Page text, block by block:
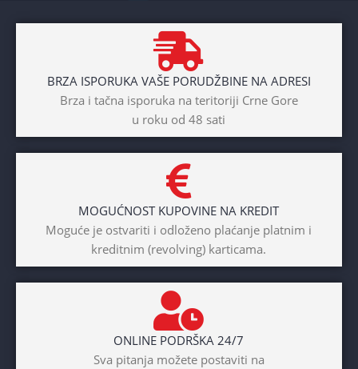
BRZA ISPORUKA VAŠE PORUDŽBINE NA ADRESI
Brza i tačna isporuka na teritoriji Crne Gore
u roku od 48 sati
MOGUĆNOST KUPOVINE NA KREDIT
Moguće je ostvariti i odloženo plaćanje platnim i
kreditnim (revolving) karticama.
ONLINE PODRŠKA 24/7
Sva pitanja možete postaviti na